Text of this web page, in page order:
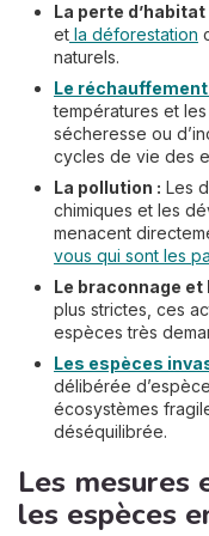
La perte d’habitat
et la déforestation
naturels.
Le
températures et
sécheresse ou
cycles de vie des
La pollution : Les
chimiques et les
menacent
vous qui sont les
Le braconnage
plus strictes, ces
espèces très
Les espèces
délibérée
écosystèmes
déséquilibrée.
Les mesures
les espèces